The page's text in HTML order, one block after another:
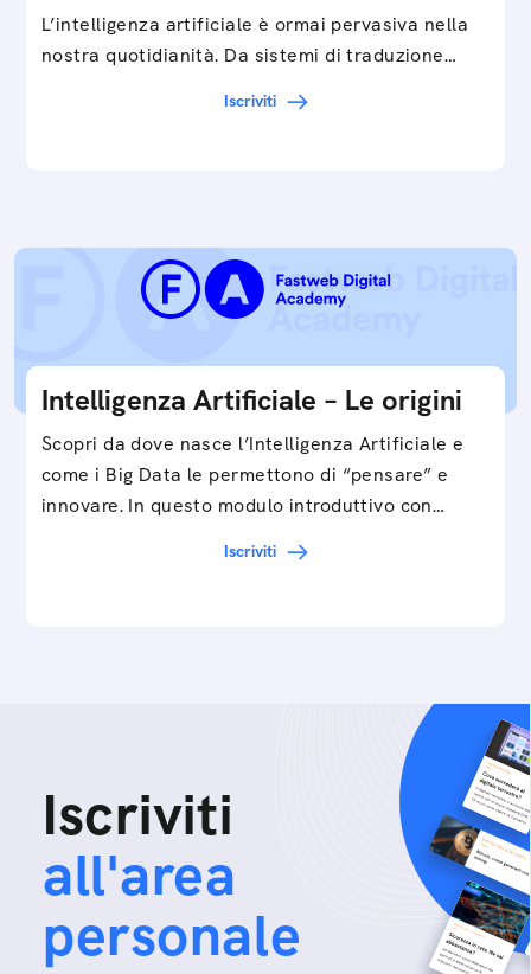
L’intelligenza artificiale è ormai pervasiva nella
nostra quotidianità. Da sistemi di traduzione
Iscriviti
Intelligenza Artificiale – Le origini
Scopri da dove nasce l’Intelligenza Artificiale e
come i Big Data le permettono di “pensare” e
innovare. In questo modulo introduttivo con
Iscriviti
Iscriviti
all'area
personale